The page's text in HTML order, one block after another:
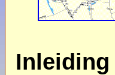
Inleiding